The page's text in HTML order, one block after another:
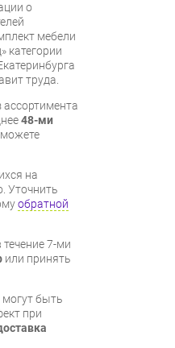
о
мебели
категории
труда.
48-ми
на
Уточнить
обратной
7-ми
или принять
быть
при